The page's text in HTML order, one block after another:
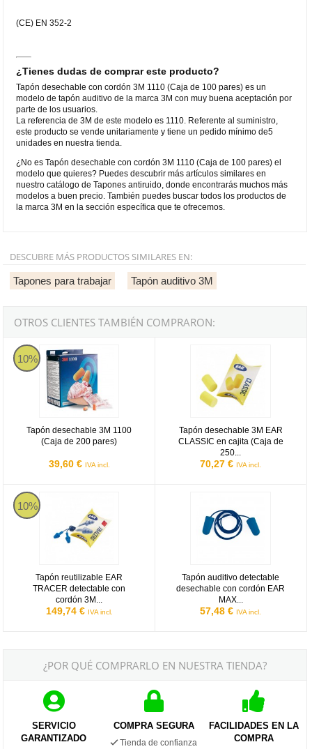
(CE) EN 352-2
¿Tienes dudas de comprar este producto?
Tapón desechable con cordón 3M 1110 (Caja de 100 pares) es un
modelo de tapón auditivo de la marca 3M con muy buena aceptación por
parte de los usuarios.
La referencia de 3M de este modelo es 1110. Referente al suministro,
este producto se vende unitariamente y tiene un pedido mínimo de5
unidades en nuestra tienda.
¿No es Tapón desechable con cordón 3M 1110 (Caja de 100 pares) el
modelo que quieres? Puedes descubrir más artículos similares en
nuestro catálogo de Tapones antiruido, donde encontrarás muchos más
modelos a buen precio. También puedes buscar todos los productos de
la marca 3M en la sección específica que te ofrecemos.
DESCUBRE MÁS PRODUCTOS SIMILARES EN:
Tapones para trabajar Tapón auditivo 3M
OTROS CLIENTES TAMBIÉN COMPRARON:
10%
Tapón desechable 3M 1100
(Caja de 200 pares)
39,60 € IVA incl.
Tapón desechable 3M 1100 (Caja de 200 pares)
Tapón desechable 3M EAR
CLASSIC en cajita (Caja de
250...
70,27 € IVA incl.
10%
Tapón reutilizable EAR
TRACER detectable con
cordón 3M...
149,74 € IVA incl.
Tapón reutilizable EAR TRACER detectable con cordón 3M C140
Tapón auditivo detectable
desechable con cordón EAR
MAX...
57,48 € IVA incl.
¿POR QUÉ COMPRARLO EN NUESTRA TIENDA?
SERVICIO
GARANTIZADO
COMPRA SEGURA
Tienda de confianza
FACILIDADES EN LA
COMPRA